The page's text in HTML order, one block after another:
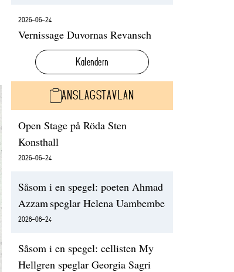
2026-06-24
Vernissage Duvornas Revansch
Kalendern
ANSLAGSTAVLAN
Open Stage på Röda Sten
Konsthall
2026-06-24
Såsom i en spegel: poeten Ahmad
Azzam speglar Helena Uambembe
2026-06-24
Såsom i en spegel: cellisten My
Hellgren speglar Georgia Sagri